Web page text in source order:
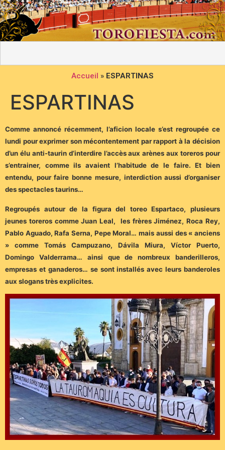
Accueil » ESPARTINAS
ESPARTINAS
Comme annoncé récemment, l’aficion locale s’est regroupée ce
lundi pour exprimer son mécontentement par rapport à la décision
d’un élu anti-taurin d’interdire l’accès aux arènes aux toreros pour
s’entrainer, comme ils avaient l’habitude de le faire. Et bien
entendu, pour faire bonne mesure, interdiction aussi d’organiser
des spectacles taurins…
Regroupés autour de la figura del toreo Espartaco, plusieurs
jeunes toreros comme Juan Leal, les frères Jiménez, Roca Rey,
Pablo Aguado, Rafa Serna, Pepe Moral… mais aussi des « anciens
» comme Tomás Campuzano, Dávila Miura, Víctor Puerto,
Domingo Valderrama… ainsi que de nombreux banderilleros,
empresas et ganaderos… se sont installés avec leurs banderoles
aux slogans très explicites.